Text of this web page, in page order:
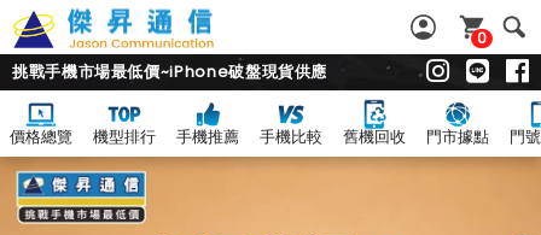
0
挑戰手機市場最低價~iPhone破盤現貨供應
價格總覽 機型排行 手機推薦 手機比較 舊機回收 門市據點 門